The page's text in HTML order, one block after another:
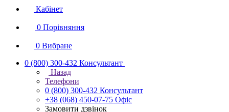
Кабінет
0 Порівняння
0 Вибране
0 (800) 300-432 Консультант
Назад
Телефони
0 (800) 300-432 Консультант
+38 (068) 450-07-75 Офіс
Замовити дзвінок